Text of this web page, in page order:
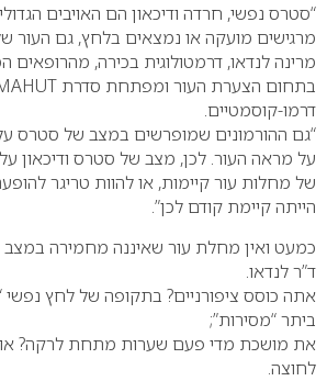
“סטרס נפשי, חרדה ודיכאון הם האויבים
מרגישים מועקה או נמצאים בלחץ, גם העור
מרינה לנדאו, דרמטולוגית בכירה, מהרופאים
דרמו-קוסמטיים.
“גם ההורמונים שמופרשים במצב של סטרס
על מראה העור. לכן, מצב של סטרס ודיכאון
של מחלות עור קיימות, או להוות טריגר
הייתה קיימת קודם לכן”.
כמעט ואין מחלת עור שאיננה מחמירה
ד”ר לנדאו.
אתה כוסס ציפורניים? בתקופה של לחץ
ביתר “מסירות”;
את מושכת מדי פעם שערות מתחת לרקה?
לחוצה.